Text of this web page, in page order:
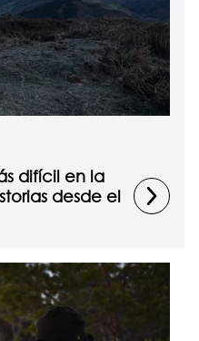
difícil en la
desde el